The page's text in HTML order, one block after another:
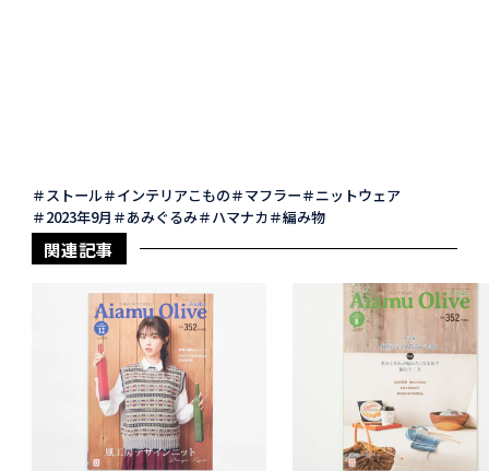
ストール インテリアこもの マフラー
ニットウェア
2023年9月
あみぐるみ ハマナカ 編み物
関連記事